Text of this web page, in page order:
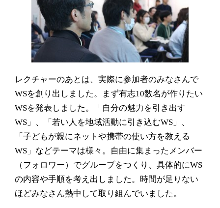
レクチャーのあとは、実際に参加者のみなさんで
WSを創り出しました。まず有志10数名が作りたい
WSを発表しました。「自分の魅力を引き出す
WS 」、「若い人を地域活動に引き込むWS 」、
「子どもが親にネットや携帯の使い方を教える
WS 」などテーマは様々。自由に集まったメンバー
（フォロワー）でグループをつくり、具体的にWS
の内容や手順を考え出しました。時間が足りない
ほどみなさん熱中して取り組んでいました。